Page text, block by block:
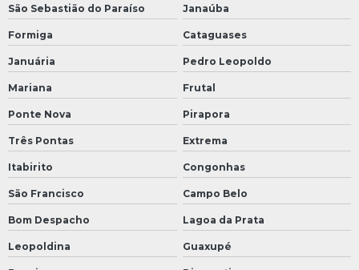
São Sebastião do Paraíso Janaúba
Formiga Cataguases
Januária Pedro Leopoldo
Mariana Frutal
Ponte Nova Pirapora
Três Pontas Extrema
Itabirito Congonhas
São Francisco Campo Belo
Bom Despacho Lagoa da Prata
Leopoldina Guaxupé